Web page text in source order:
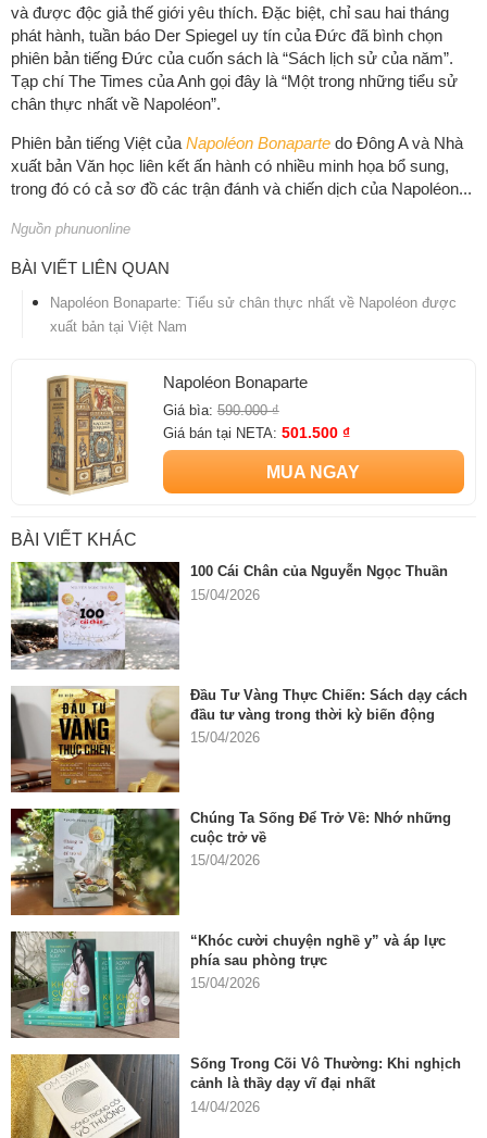
và được độc giả thế giới yêu thích. Đặc biệt, chỉ sau hai tháng
phát hành, tuần báo Der Spiegel uy tín của Đức đã bình chọn
phiên bản tiếng Đức của cuốn sách là “Sách lịch sử của năm”.
Tạp chí The Times của Anh gọi đây là “Một trong những tiểu sử
chân thực nhất về Napoléon”.
Phiên bản tiếng Việt của Napoléon Bonaparte do Đông A và Nhà
xuất bản Văn học liên kết ấn hành có nhiều minh họa bổ sung,
trong đó có cả sơ đồ các trận đánh và chiến dịch của Napoléon...
Nguồn phunuonline
BÀI VIẾT LIÊN QUAN
Napoléon Bonaparte: Tiểu sử chân thực nhất về Napoléon được
xuất bản tại Việt Nam
Napoléon Bonaparte
Giá bìa:590.000 ₫
Giá bán tại NETA: 501.500 ₫
MUA NGAY
BÀI VIẾT KHÁC
100 Cái Chân của Nguyễn Ngọc Thuần
15/04/2026
Đầu Tư Vàng Thực Chiến: Sách dạy cách
đầu tư vàng trong thời kỳ biến động
15/04/2026
Chúng Ta Sống Để Trở Về: Nhớ những
cuộc trở về
15/04/2026
“Khóc cười chuyện nghề y” và áp lực
phía sau phòng trực
15/04/2026
Sống Trong Cõi Vô Thường: Khi nghịch
cảnh là thầy dạy vĩ đại nhất
14/04/2026